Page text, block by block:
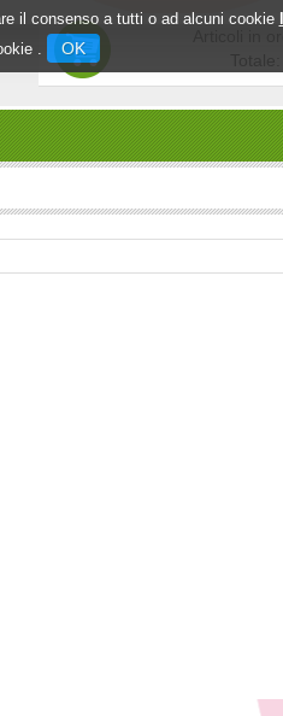
il consenso a tutti o ad alcuni cookie
.
OK